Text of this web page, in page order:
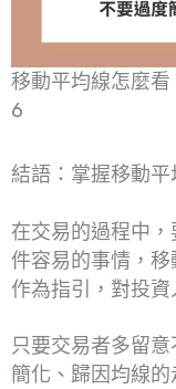
移動平均線怎麼
6
結語：掌握移動
在交易的過程中
件容易的事情，
作為指引，對投
只要交易者多留
簡化、歸因均線